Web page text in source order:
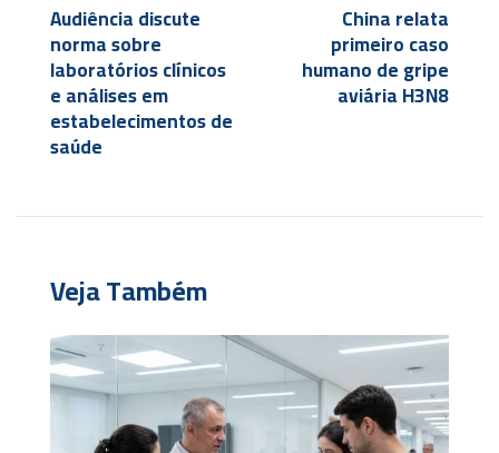
Audiência discute
norma sobre
laboratórios clínicos
e análises em
estabelecimentos de
saúde
China relata
primeiro caso
humano de gripe
aviária H3N8
Veja Também